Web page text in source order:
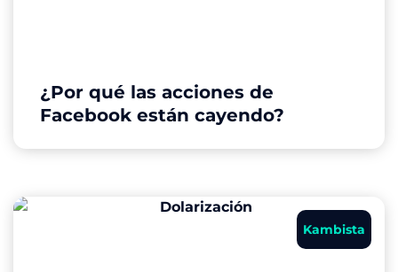
¿Por qué las acciones de
Facebook están cayendo?
Kambista